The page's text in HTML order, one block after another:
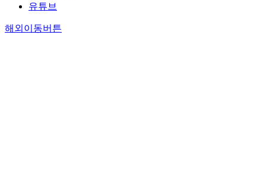
유튜브
해외이동버튼